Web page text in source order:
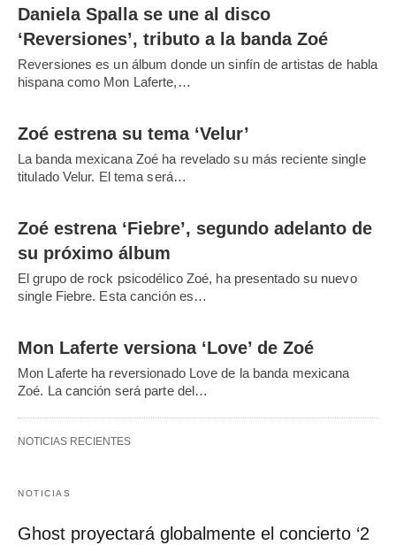
Daniela Spalla se une al disco
‘Reversiones’, tributo a la banda Zoé
Reversiones es un álbum donde un sinfín de artistas de habla
hispana como Mon Laferte,…
Zoé estrena su tema ‘Velur’
La banda mexicana Zoé ha revelado su más reciente single
titulado Velur. El tema será…
Zoé estrena ‘Fiebre’, segundo adelanto de
su próximo álbum
El grupo de rock psicodélico Zoé, ha presentado su nuevo
single Fiebre. Esta canción es…
Mon Laferte versiona ‘Love’ de Zoé
Mon Laferte ha reversionado Love de la banda mexicana
Zoé. La canción será parte del…
NOTICIAS RECIENTES
NOTICIAS
Ghost proyectará globalmente el concierto ‘2